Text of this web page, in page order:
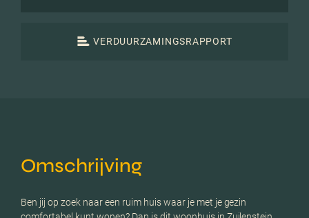
VERDUURZAMINGSRAPPORT
Omschrijving
Ben jij op zoek naar een ruim huis waar je met je gezin